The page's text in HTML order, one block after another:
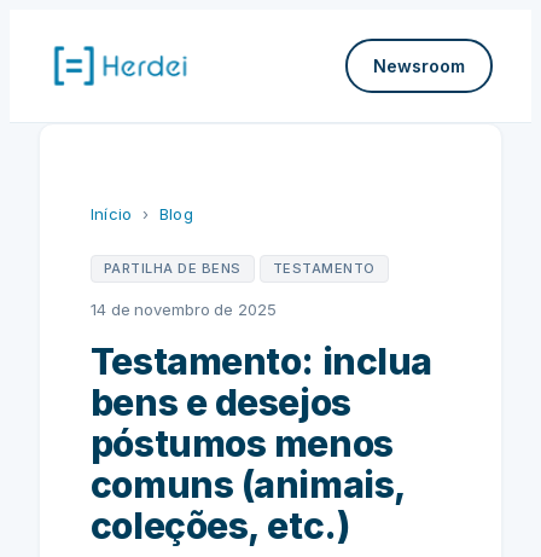
Newsroom
Início › Blog
PARTILHA DE BENS TESTAMENTO
14 de novembro de 2025
Testamento: inclua
bens e desejos
póstumos menos
comuns (animais,
coleções, etc.)